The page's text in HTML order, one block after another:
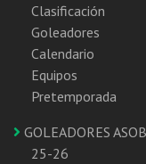
Clasificación
Goleadores
Calendario
Equipos
Pretemporada
GOLEADORES
25-26